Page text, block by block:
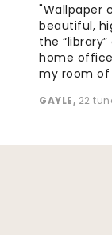
"Wallpaper
beautiful,
the
home
my room of
GAYLE, 22